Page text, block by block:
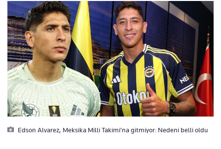
Edson Alvarez, Meksika Milli Takimi'na gitmiyor: Nedeni belli oldu